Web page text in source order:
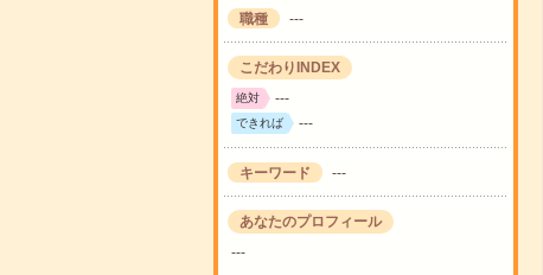
職種 ---
こだわりINDEX
絶対 ---
できれば ---
キーワード ---
あなたのプロフィール
---